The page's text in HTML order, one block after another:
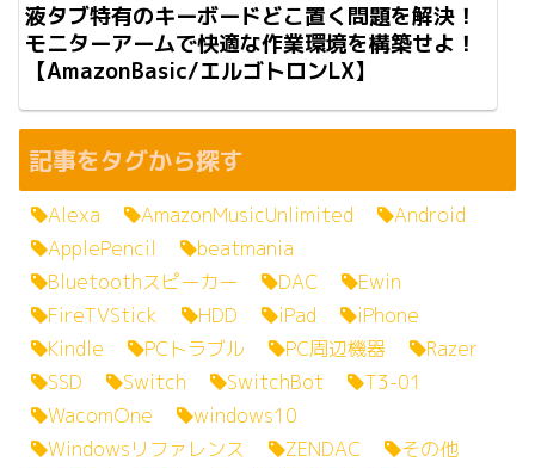
液タブ特有のキーボードどこ置く問題を解決！
モニターアームで快適な作業環境を構築せよ！
【AmazonBasic/エルゴトロンLX】
記事をタグから探す
Alexa AmazonMusicUnlimited
Android
ApplePencil
beatmania
Bluetoothスピーカー
DAC
Ewin
FireTVStick
HDD iPad
iPhone
Kindle
PCトラブル PC周辺機器
Razer
SSD
Switch SwitchBot
T3-01
WacomOne
windows10
Windowsリファレンス
ZENDAC
その他